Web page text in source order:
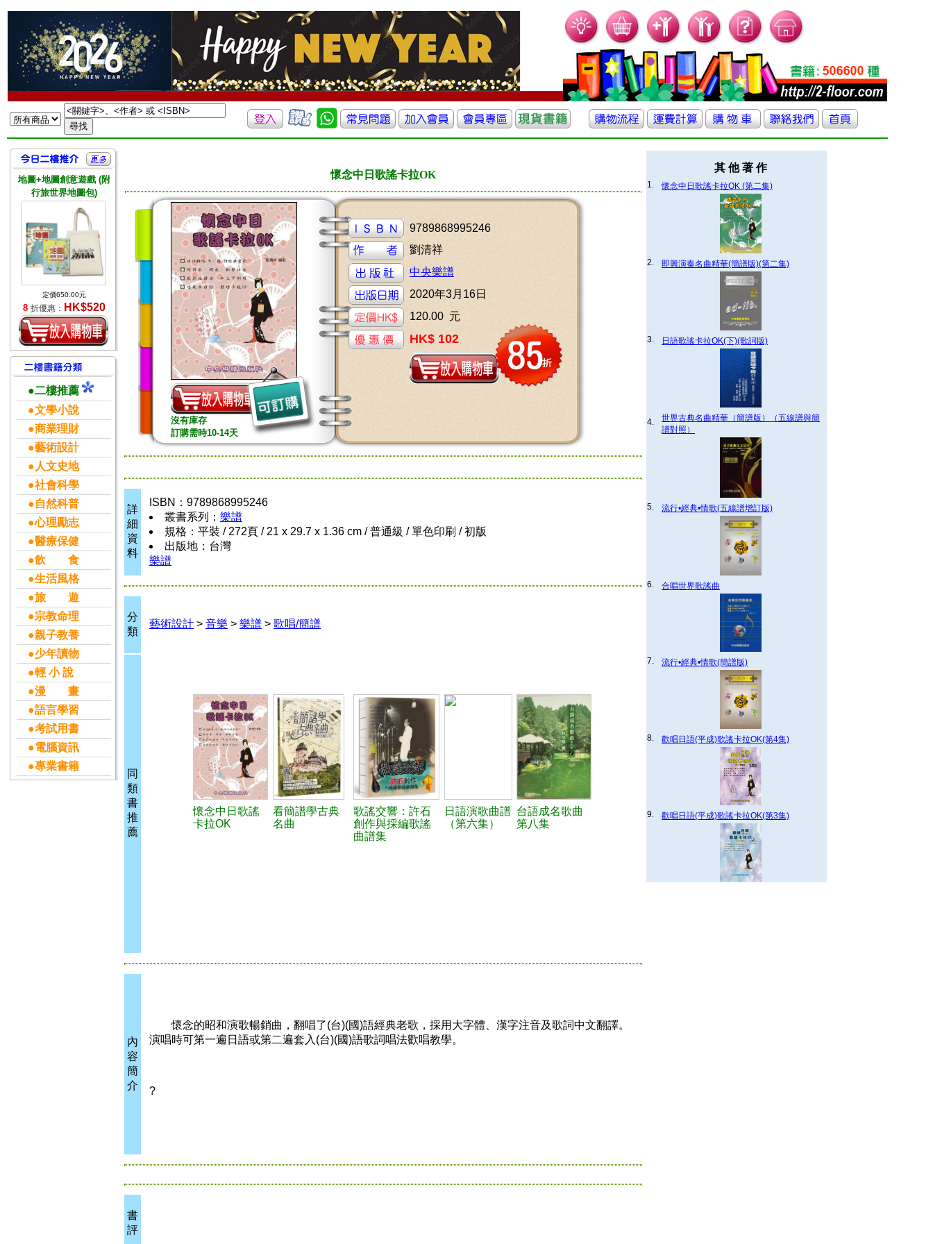
地圖+地圖創意遊戲 (附
行旅世界地圖包)
定價650.00元
8 折優惠： HK$520
●二樓推薦
●文學小說
●商業理財
●藝術設計
●人文史地
●社會科學
●自然科普
●心理勵志
●醫療保健
●飲 食
●生活風格
●旅 遊
●宗教命理
●親子教養
●少年讀物
●輕 小 說
●漫 畫
●語言學習
●考試用書
●電腦資訊
●專業書籍
懷念中日歌謠卡拉OK
沒有庫存
訂購需時10-14天
9789868995246
劉清祥
中央樂譜
2020年3月16日
120.00 元
HK$ 102
詳
細
資
料
ISBN：9789868995246
叢書系列： 樂譜
規格：平裝 / 272頁 / 21 x 29.7 x 1.36 cm / 普通級 / 單色印刷 / 初版
出版地：台灣
樂譜
分
類
藝術設計 > 音樂 > 樂譜 > 歌唱/簡譜
同
類
書
推
薦
懷念中日歌謠
卡拉OK
看簡譜學古典
名曲
歌謠交響：許石
創作與採編歌謠
曲譜集
日語演歌曲譜
（第六集）
台語成名歌曲
第八集
內
容
簡
介
懷念的昭和演歌暢銷曲，翻唱了(台)(國)語經典老歌，採用大字體、漢字注音及歌詞中文翻譯。
演唱時可第一遍日語或第二遍套入(台)(國)語歌詞唱法歡唱教學。
?
書
評
其 他 著 作
1. 懷念中日歌謠卡拉OK (第二集)
2. 即興演奏名曲精華(簡譜版)(第二集)
3. 日語歌謠卡拉OK(下)(歌詞版)
4.
世界古典名曲精華（簡譜版）（五線譜與簡
譜對照）
5. 流行•經典•情歌(五線譜增訂版)
6. 合唱世界歌謠曲
7. 流行•經典•情歌(簡譜版)
8. 歡唱日語(平成)歌謠卡拉OK(第4集)
9. 歡唱日語(平成)歌謠卡拉OK(第3集)